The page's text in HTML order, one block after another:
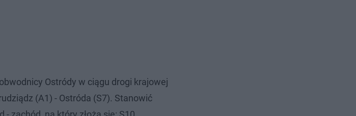
Ostródy w ciągu drogi krajowej
(A1) - Ostróda (S7). Stanowić